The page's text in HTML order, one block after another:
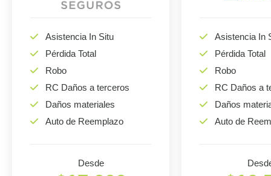
Asistencia In Situ
Pérdida Total
Robo
RC Daños a terceros
Daños materiales
Auto de Reemplazo
Desde
Asistencia In
Pérdida Total
Robo
RC Daños a
Daños
Auto de